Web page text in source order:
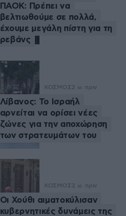
ΠΑΟΚ: Πρέπει να
βελτιωθούμε σε πολλά,
έχουμε μεγάλη πίστη για τη
ρεβάνς
ΚΟΣΜΟΣ2 ω. πριν
Λίβανος: Το Ισραήλ
αρνείται να ορίσει νέες
ζώνες για την αποχώρηση
των στρατευμάτων του
ΚΟΣΜΟΣ2 ω. πριν
Οι Χούθι αιματοκύλισαν
κυβερνητικές δυνάμεις της